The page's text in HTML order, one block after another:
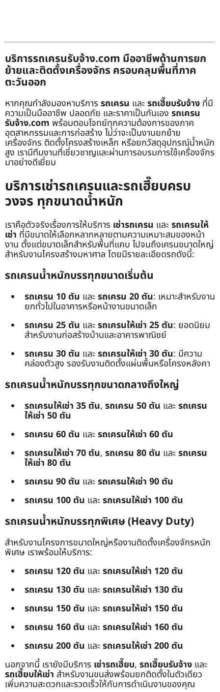
บริการรถเครนรับจ้าง.com มืออาชีพด้านการยก
ย้ายและติดตั้งเครื่องจักร ครอบคลุมพื้นที่ภาค
ตะวันออก
หากคุณกำลังมองหาบริการ รถเครน และรถเฮี๊ยบรับจ้าง ที่มี
ความเป็นมืออาชีพ ปลอดภัย และราคาเป็นกันเอง รถเครน
รับจ้าง.com พร้อมตอบโจทย์ทุกความต้องการของภาค
อุตสาหกรรมและการก่อสร้าง ไม่ว่าจะเป็นงานยกย้าย
เครื่องจักร ติดตั้งโครงสร้างเหล็ก หรือยกวัสดุอุปกรณ์น้ำหนัก
สูง เรามีทีมงานที่เชี่ยวชาญและผ่านการอบรมการใช้เครื่องจักร
มาอย่างดีเยี่ยม
บริการเช่ารถเครนและรถเฮี๊ยบครบ
วงจร ทุกขนาดน้ำหนัก
เราคือตัวจริงเรื่องการให้บริการ เช่ารถเครน และรถเครนให้
เช่า ที่มีขนาดให้เลือกหลากหลายตามความเหมาะสมของหน้า
งาน ตั้งแต่ขนาดเล็กสำหรับพื้นที่แคบ ไปจนถึงเครนขนาดใหญ่
สำหรับงานโครงสร้างมหาศาล โดยมีรายละเอียดรถดังนี้:
รถเครนน้ำหนักบรรทุกขนาดเริ่มต้น
รถเครน 10 ตัน และรถเครน 20 ตัน: เหมาะสำหรับงาน
ยกทั่วไปในอาคารหรือหน้างานขนาดเล็ก
รถเครน 25 ตัน และรถเครนให้เช่า 25 ตัน: ยอดนิยม
สำหรับงานก่อสร้างบ้านและอาคารพาณิชย์
รถเครน 30 ตัน และรถเครนให้เช่า 30 ตัน: มีความ
คล่องตัวสูง รองรับงานติดตั้งแผ่นพื้นหรือโครงหลังคา
รถเครนน้ำหนักบรรทุกขนาดกลางถึงใหญ่
รถเครนให้เช่า 35 ตัน, รถเครน 50 ตัน และรถเครน
ให้เช่า 50 ตัน
รถเครน 60 ตัน และรถเครนให้เช่า 60 ตัน
รถเครนให้เช่า 70 ตัน, รถเครน 80 ตัน และรถเครน
ให้เช่า 80 ตัน
รถเครน 90 ตัน และรถเครนให้เช่า 90 ตัน
รถเครน 100 ตัน และรถเครนให้เช่า 100 ตัน
รถเครนน้ำหนักบรรทุกพิเศษ (Heavy Duty)
สำหรับงานโครงการขนาดใหญ่หรืองานติดตั้งเครื่องจักรหนัก
พิเศษ เราพร้อมให้บริการ:
รถเครน 120 ตัน และรถเครนให้เช่า 120 ตัน
รถเครน 130 ตัน และรถเครนให้เช่า 130 ตัน
รถเครน 150 ตัน และรถเครนให้เช่า 150 ตัน
รถเครน 160 ตัน และรถเครนให้เช่า 160 ตัน
รถเครน 200 ตัน และรถเครนให้เช่า 200 ตัน
นอกจากนี้ เรายังมีบริการ เช่ารถเฮี๊ยบ, รถเฮี๊ยบรับจ้าง และ
รถเฮี๊ยบให้เช่า สำหรับงานขนส่งพร้อมยกติดตั้งในตัวเดียว
เพิ่มความสะดวกและรวดเร็วให้กับการดำเนินงานของคุณ